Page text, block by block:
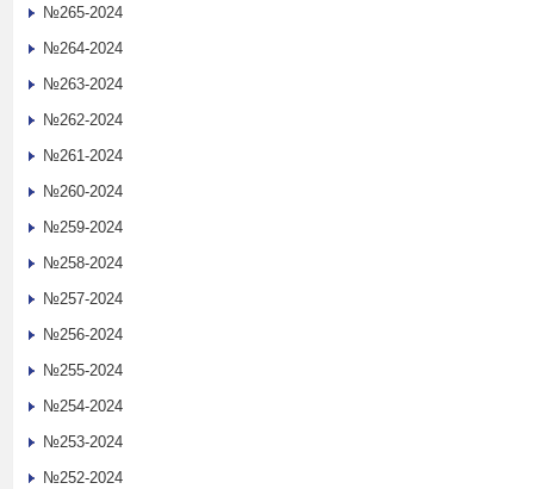
№265-2024
№264-2024
№263-2024
№262-2024
№261-2024
№260-2024
№259-2024
№258-2024
№257-2024
№256-2024
№255-2024
№254-2024
№253-2024
№252-2024